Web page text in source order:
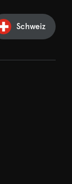
Schweiz